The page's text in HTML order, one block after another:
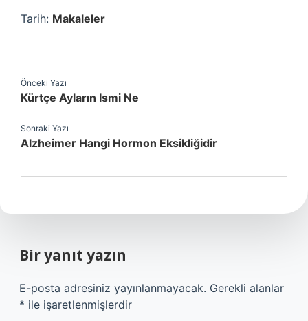
Tarih: Makaleler
Önceki Yazı
Kürtçe Ayların Ismi Ne
Sonraki Yazı
Alzheimer Hangi Hormon Eksikliğidir
Bir yanıt yazın
E-posta adresiniz yayınlanmayacak. Gerekli alanlar
* ile işaretlenmişlerdir